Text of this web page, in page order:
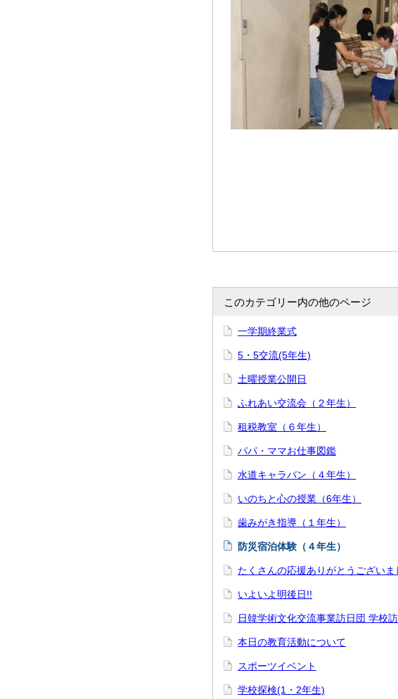
このカテゴリー内の他のページ
一学期終業式
5・5交流(5年生)
土曜授業公開日
ふれあい交流会（２年生）
租税教室（６年生）
パパ・ママお仕事図鑑
水道キャラバン（４年生）
いのちと心の授業（6年生）
歯みがき指導（１年生）
防災宿泊体験（４年生）
たくさんの応援ありがとうございま
いよいよ明後日!!
日韓学術文化交流事業訪日団 学校
本日の教育活動について
スポーツイベント
学校探検(1・2年生)